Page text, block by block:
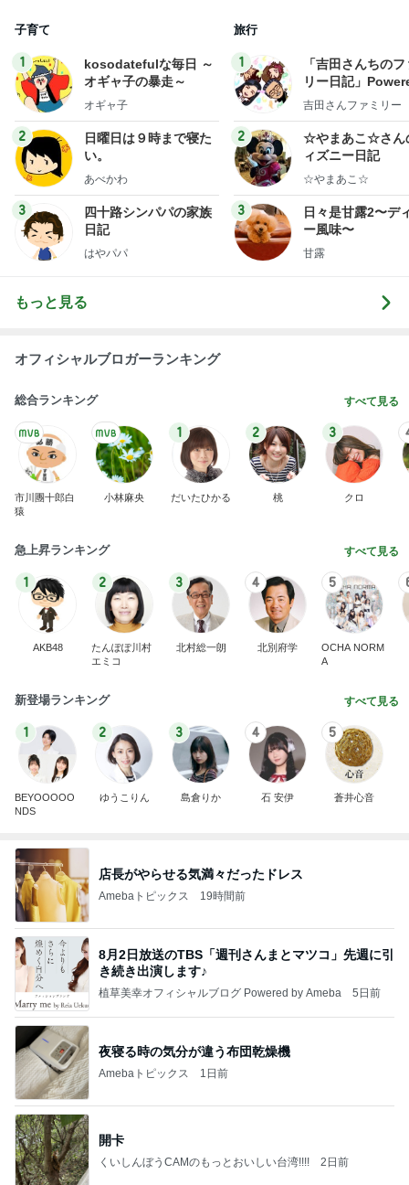
子育て
1
kosodatefulな毎日 ～
オギャ子の暴走～
オギャ子
2
日曜日は９時まで寝た
い。
あべかわ
3
四十路シンパパの家族
日記
はやパパ
旅行
1
「吉田さんちの
リー日記」
y Ameba 吉田さ
ログ
吉田さんファミリー
2
☆やまあこ☆さん
ィズニー日記
☆やまあこ☆
3
日々是甘露2〜デ
ー風味〜
甘露
もっと見る
オフィシャルブロガーランキング
総合ランキング すべて見る
市川團十郎白
猿
小林麻央
1
だいたひかる
2
桃
3
クロ
急上昇ランキング すべて見る
1
AKB48
2
たんぽぽ川村
エミコ
3
北村総一朗
4
北別府学
5
OCHA NORM
A
新登場ランキング すべて見る
1
BEYOOOOO
NDS
2
ゆうこりん
3
島倉りか
4
石 安伊
5
蒼井心音
店長がやらせる気満々だったドレス
Amebaトピックス 19時間前
8月2日放送のTBS「週刊さんまとマツコ」先週に引
き続き出演します♪
植草美幸オフィシャルブログ Powered by Ameba 5日前
夜寝る時の気分が違う布団乾燥機
Amebaトピックス 1日前
開卡
くいしんぼうCAMのもっとおいしい台湾!!!! 2日前